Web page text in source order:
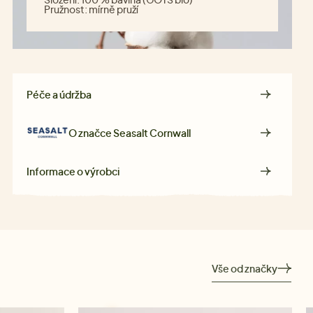
Pružnost: mírně pruží
Péče a údržba
O značceSeasalt Cornwall
Informace o výrobci
Vše od značky